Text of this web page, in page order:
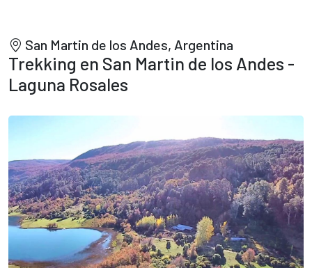
San Martin de los Andes, Argentina
Trekking en San Martin de los Andes -
Laguna Rosales